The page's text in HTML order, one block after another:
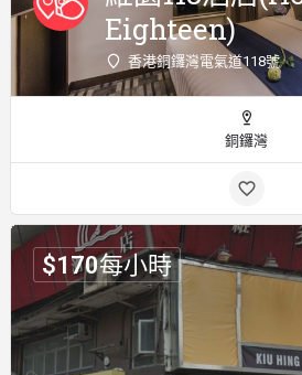
Eighteen)
香港銅鑼灣電氣道118號
銅鑼灣
$170每小時